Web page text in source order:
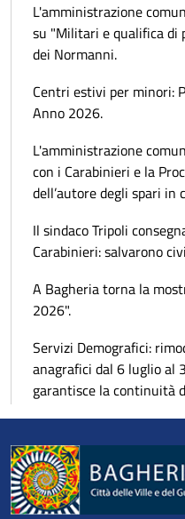
L'amministrazione
su "Militari e qualifica di
dei Normanni.
Centri estivi per minori:
Anno 2026.
L'amministrazione
con i Carabinieri e la
dell’autore degli spari in
Il sindaco Tripoli
Carabinieri: salvarono
A Bagheria torna la
2026".
Servizi Demografici:
anagrafici dal 6 luglio al
garantisce la continuità